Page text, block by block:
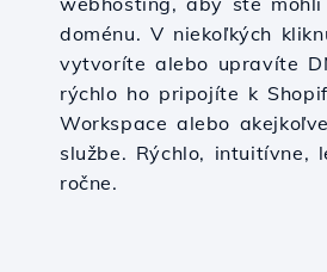
doménu. V niekoľkých
vytvoríte alebo upravíte
rýchlo ho pripojíte k
Workspace alebo
službe. Rýchlo, intuitívne,
ročne.